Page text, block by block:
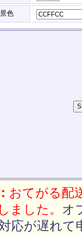
色
おてがる配
ました。 オ
応が遅れ